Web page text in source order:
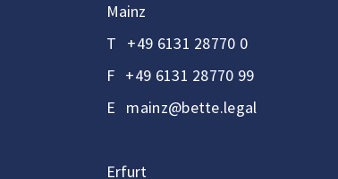
Mainz
T +49 6131 28770 0
F +49 6131 28770 99
E mainz@bette.legal
Erfurt